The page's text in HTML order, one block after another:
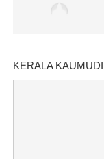
KERALA KAUMUDI